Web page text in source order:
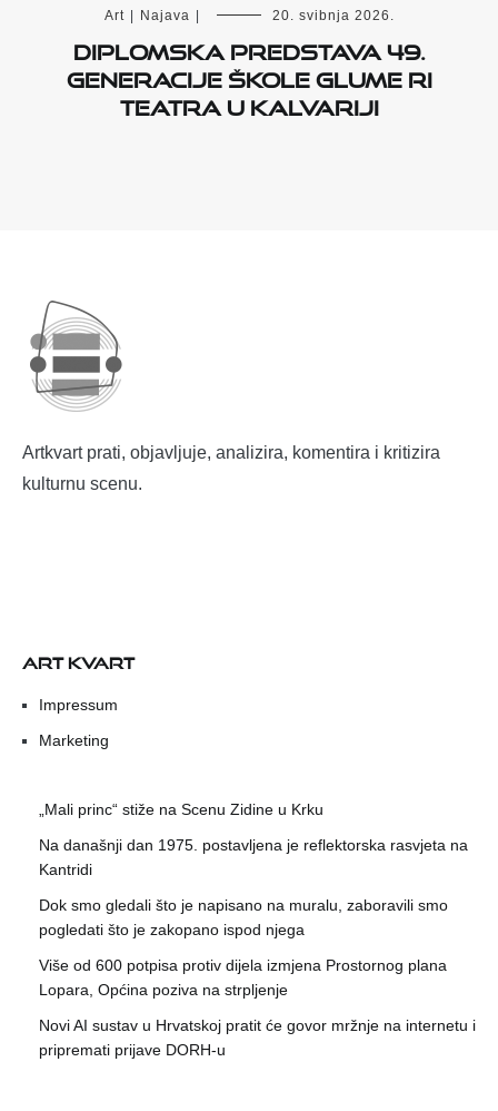
Art Najava 20. svibnja 2026.
Diplomska predstava 49.
generacije škole glume Ri
Teatra u Kalvariji
Artkvart prati, objavljuje, analizira, komentira i kritizira
kulturnu scenu.
ART KVART
Impressum
Marketing
„Mali princ“ stiže na Scenu Zidine u Krku
Na današnji dan 1975. postavljena je reflektorska rasvjeta na
Kantridi
Dok smo gledali što je napisano na muralu, zaboravili smo
pogledati što je zakopano ispod njega
Više od 600 potpisa protiv dijela izmjena Prostornog plana
Lopara, Općina poziva na strpljenje
Novi AI sustav u Hrvatskoj pratit će govor mržnje na internetu i
pripremati prijave DORH-u